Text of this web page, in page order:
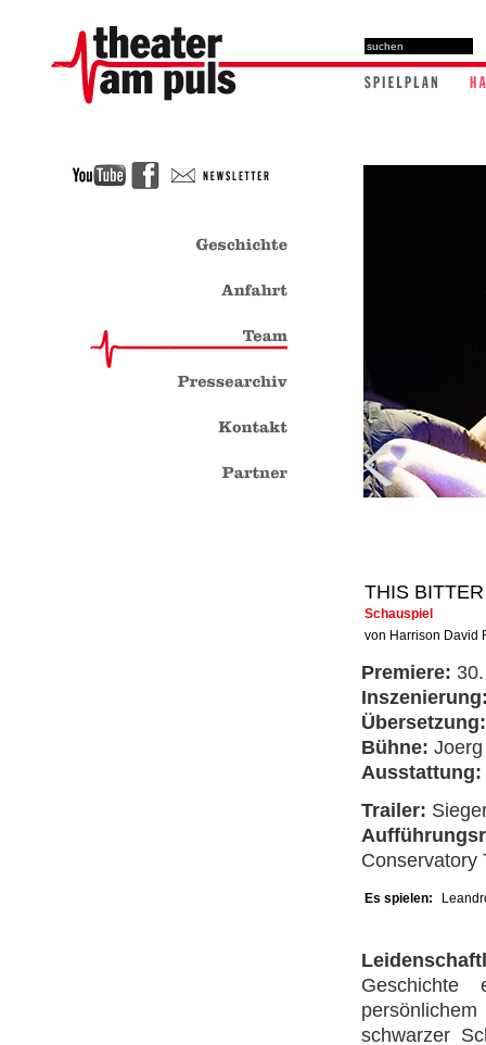
THIS
Schauspiel
von Harrison David
Premiere:
Übersetzung:
Bühne:
Ausstattung:
Trailer:
Conservatory
Es spielen:
schwarzer